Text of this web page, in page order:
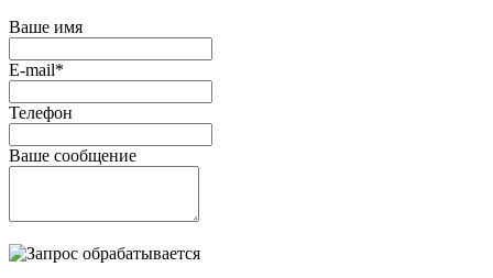
Ваше имя
E-mail*
Телефон
Ваше сообщение